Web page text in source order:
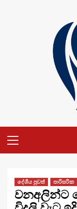
Menu
දේශීය පුවත් පාරිසරික
වනඅලින්ට